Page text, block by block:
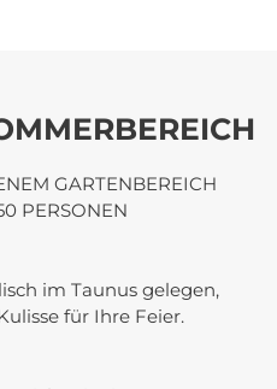
GARTENBEREICH
PERSONEN
im Taunus gelegen,
für Ihre Feier.